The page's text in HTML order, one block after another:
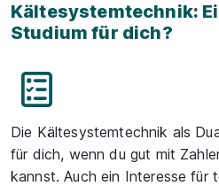
Kältesystemtechnik:
Studium für dich?
Die Kältesystemtechnik als
für dich, wenn du gut mit
kannst. Auch ein Interesse für